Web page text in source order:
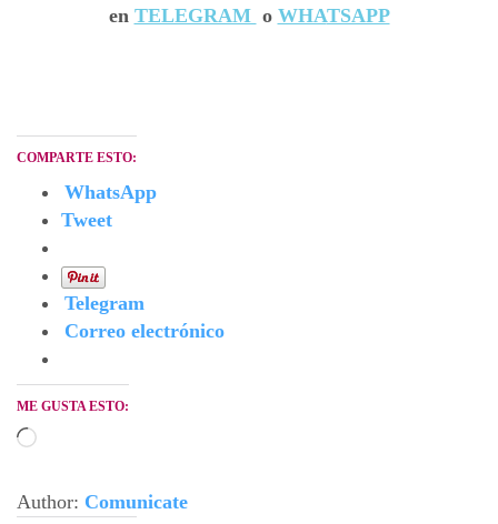
en TELEGRAM o WHATSAPP
COMPARTE ESTO:
WhatsApp
Tweet
Telegram
Correo electrónico
ME GUSTA ESTO:
Cargando...
Author: Comunicate